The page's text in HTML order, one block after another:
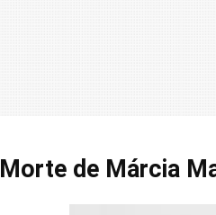
Morte de Márcia